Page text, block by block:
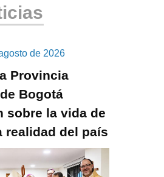
de 2026
Provincia
Bogotá
sobre la vida de
realidad del país